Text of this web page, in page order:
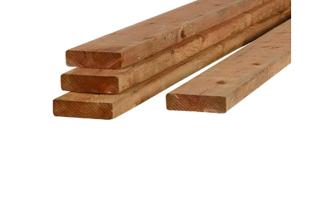
DÉCORATION
QUINCAILLERIE ET OUTILLAGE